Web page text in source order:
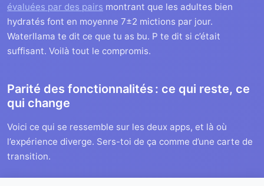
évaluées par des pairs montrant que les adultes bien
hydratés font en moyenne 7±2 mictions par jour.
Waterllama te dit ce que tu as bu. P te dit si c’était
suffisant. Voilà tout le compromis.
Parité des fonctionnalités : ce qui reste, ce
qui change
Voici ce qui se ressemble sur les deux apps, et là où
l’expérience diverge. Sers-toi de ça comme d’une carte de
transition.